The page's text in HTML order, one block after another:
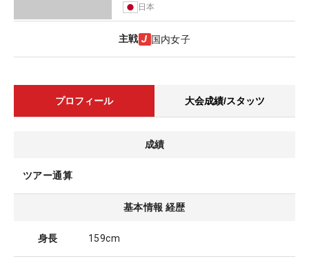
日本
主戦 国内女子
プロフィール 大会成績/スタッツ
成績
ツアー通算
基本情報 経歴
身長 159cm